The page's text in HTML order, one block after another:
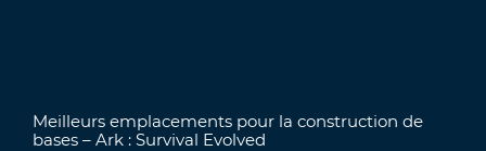
Meilleurs emplacements pour la construction de
bases – Ark : Survival Evolved